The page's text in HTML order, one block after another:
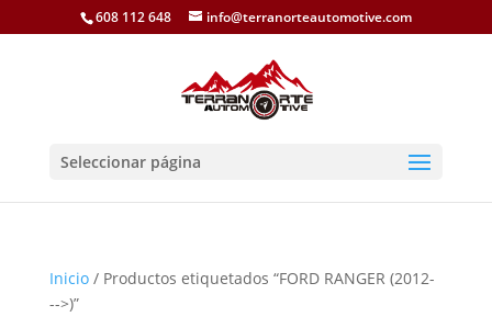
608 112 648 info@terranorteautomotive.com
Seleccionar página
Inicio/ Productos etiquetados “FORD RANGER (2012-
-->)”